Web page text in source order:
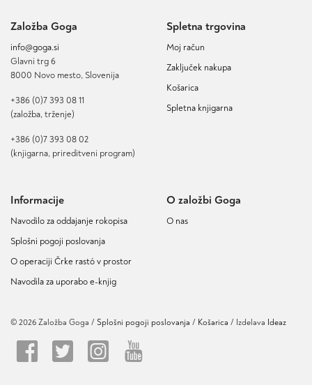
Založba Goga
info@goga.si
Glavni trg 6
8000 Novo mesto, Slovenija
+386 (0)7 393 08 11
(založba, trženje)
+386 (0)7 393 08 02
(knjigarna, prireditveni program)
Spletna trgovina
Moj račun
Zaključek nakupa
Košarica
Spletna knjigarna
Informacije
Navodilo za oddajanje rokopisa
Splošni pogoji poslovanja
O operaciji Črke rastó v prostor
Navodila za uporabo e-knjig
O založbi Goga
O nas
© 2026 Založba Goga / Splošni pogoji poslovanja Košarica / Izdelava Ideaz